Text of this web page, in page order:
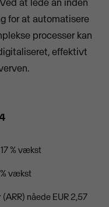
for at automatisere
processer kan
effektivt
% vækst
% vækst
nåede EUR 2,57